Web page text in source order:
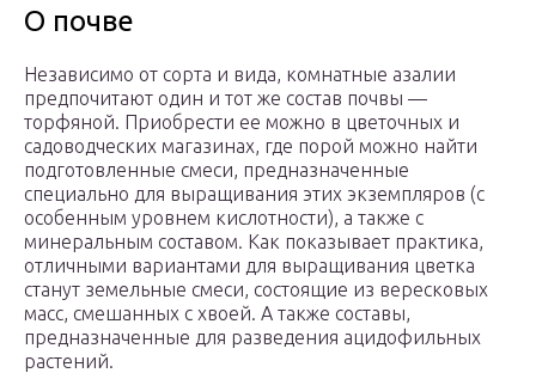
О почве
Независимо от сорта и вида, комнатные азалии
предпочитают один и тот же состав почвы —
торфяной. Приобрести ее можно в цветочных и
садоводческих магазинах, где порой можно найти
подготовленные смеси, предназначенные
специально для выращивания этих экземпляров (с
особенным уровнем кислотности), а также с
минеральным составом. Как показывает практика,
отличными вариантами для выращивания цветка
станут земельные смеси, состоящие из вересковых
масс, смешанных с хвоей. А также составы,
предназначенные для разведения ацидофильных
растений.